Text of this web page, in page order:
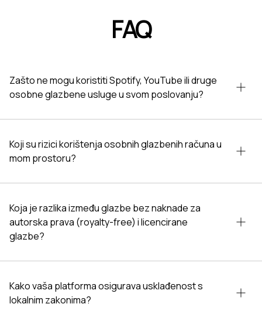
FAQ
Zašto ne mogu koristiti Spotify, YouTube ili druge
osobne glazbene usluge u svom poslovanju?
Koji su rizici korištenja osobnih glazbenih računa u
mom prostoru?
Koja je razlika između glazbe bez naknade za
autorska prava (royalty-free) i licencirane
glazbe?
Kako vaša platforma osigurava usklađenost s
lokalnim zakonima?